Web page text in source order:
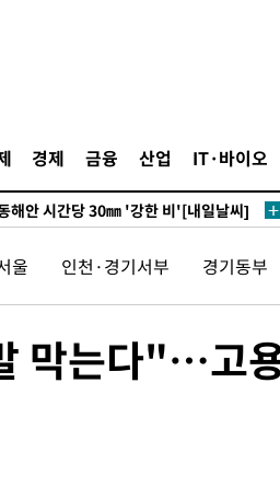
경제 금융 산업 IT·바이오
0.6% 나스닥 1.3%↑
기뻐…등번호 7번 의미보단 팀 위해 뛸
안 시간당 30㎜ '강한 비'[내일날씨]
동해안 일부 지역엔 호의주의보
…누적 환자 3000명 돌파
9뿌리 발견…감정가 1.3억원
60대, 닷새 만에 숨진 채 발견
서 '홈팀' 일본과 한일전
최고 35도' 무더위, 열대야 계속[다음
울 인천·경기서부 경기동부
막는다"…고